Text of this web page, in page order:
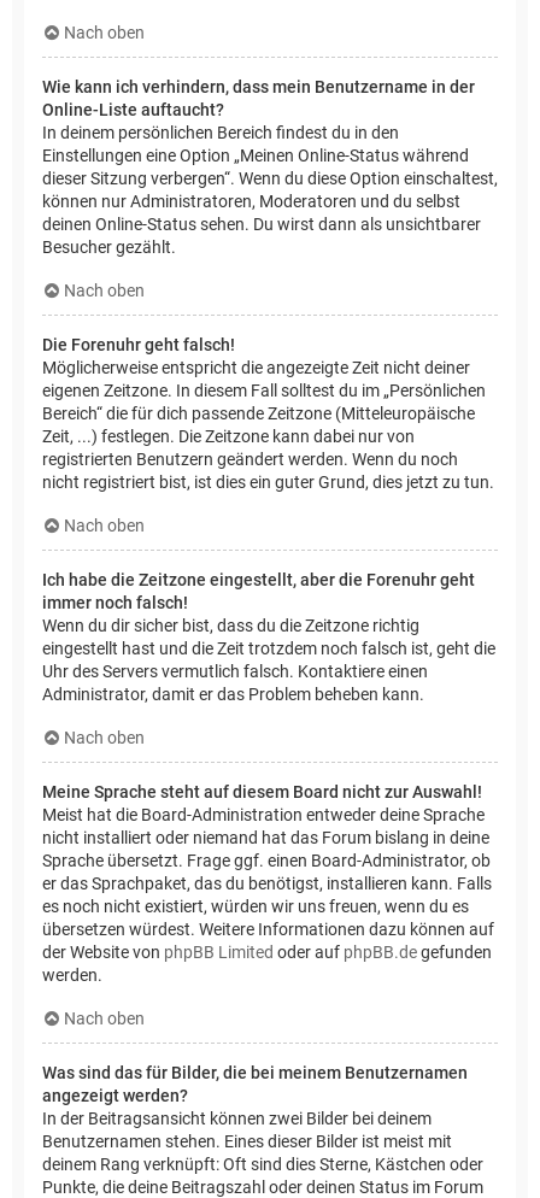
Nach oben
Wie kann ich verhindern, dass mein Benutzername in der
Online-Liste auftaucht?
In deinem persönlichen Bereich findest du in den
Einstellungen eine Option „Meinen Online-Status während
dieser Sitzung verbergen“. Wenn du diese Option einschaltest,
können nur Administratoren, Moderatoren und du selbst
deinen Online-Status sehen. Du wirst dann als unsichtbarer
Besucher gezählt.
Nach oben
Die Forenuhr geht falsch!
Möglicherweise entspricht die angezeigte Zeit nicht deiner
eigenen Zeitzone. In diesem Fall solltest du im „Persönlichen
Bereich“ die für dich passende Zeitzone (Mitteleuropäische
Zeit, ...) festlegen. Die Zeitzone kann dabei nur von
registrierten Benutzern geändert werden. Wenn du noch
nicht registriert bist, ist dies ein guter Grund, dies jetzt zu tun.
Nach oben
Ich habe die Zeitzone eingestellt, aber die Forenuhr geht
immer noch falsch!
Wenn du dir sicher bist, dass du die Zeitzone richtig
eingestellt hast und die Zeit trotzdem noch falsch ist, geht die
Uhr des Servers vermutlich falsch. Kontaktiere einen
Administrator, damit er das Problem beheben kann.
Nach oben
Meine Sprache steht auf diesem Board nicht zur Auswahl!
Meist hat die Board-Administration entweder deine Sprache
nicht installiert oder niemand hat das Forum bislang in deine
Sprache übersetzt. Frage ggf. einen Board-Administrator, ob
er das Sprachpaket, das du benötigst, installieren kann. Falls
es noch nicht existiert, würden wir uns freuen, wenn du es
übersetzen würdest. Weitere Informationen dazu können auf
der Website von phpBB Limited oder auf phpBB.degefunden
werden.
Nach oben
Was sind das für Bilder, die bei meinem Benutzernamen
angezeigt werden?
In der Beitragsansicht können zwei Bilder bei deinem
Benutzernamen stehen. Eines dieser Bilder ist meist mit
deinem Rang verknüpft: Oft sind dies Sterne, Kästchen oder
Punkte, die deine Beitragszahl oder deinen Status im Forum